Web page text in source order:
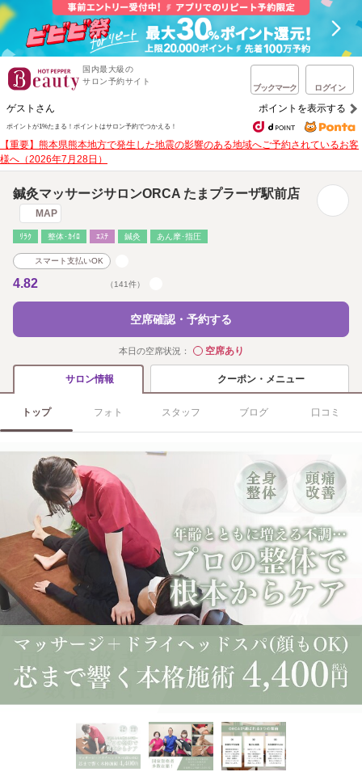
国内最大級の
サロン予約サイト
ブックマーク ログイン
ゲストさん ポイントを表示する
ポイントが1%たまる！ ポイントはサロン予約でつかえる！
【重要】熊本県熊本地方で発生した地震の影響のある地域へご予約されているお客
様へ（2026年7月28日）
鍼灸マッサージサロンORCA たまプラーザ駅前店
MAP
ﾘﾗｸ 整体･ｶｲﾛ ｴｽﾃ 鍼灸 あん摩･指圧
スマート支払いOK
4.82 （141件）
空席確認・予約する
本日の空席状況： ◯空席あり
サロン情報 クーポン・メニュー
トップ フォト スタッフ ブログ 口コミ